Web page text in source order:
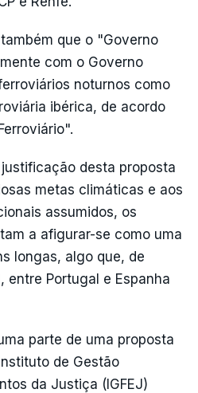
que o "Governo
com o Governo
noturnos como
ibérica, de acordo
desta proposta
metas climáticas e aos
assumidos, os
a afigurar-se como uma
longas, algo que, de
entre Portugal e Espanha
parte de uma proposta
de Gestão
da Justiça (IGFEJ)